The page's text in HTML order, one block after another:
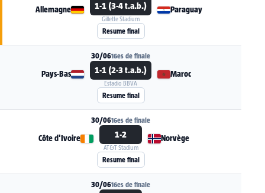
Voir la fiche du match Allemagne - Paraguay
Allemagne 1-1 (3-4 t.a.b.)
Gillette Stadium
Paraguay
Resume final
Voir la fiche du match Pays-Bas - Maroc
30/0616es de finale
Pays-Bas 1-1 (2-3 t.a.b.)
Estadio BBVA
Maroc
Resume final
Voir la fiche du match Côte d'Ivoire - Norvège
30/0616es de finale
Côte d'Ivoire 1-2
AT&T Stadium
Norvège
Resume final
30/0616es de finale